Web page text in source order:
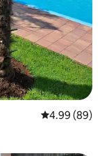
Calificación
4.99 (89)